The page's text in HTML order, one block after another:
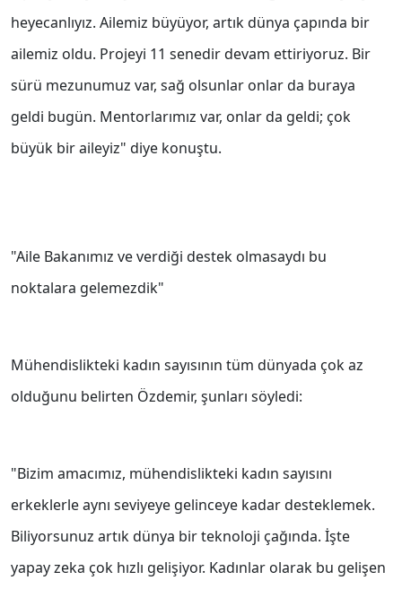
heyecanlıyız. Ailemiz büyüyor, artık dünya çapında bir
ailemiz oldu. Projeyi 11 senedir devam ettiriyoruz. Bir
sürü mezunumuz var, sağ olsunlar onlar da buraya
geldi bugün. Mentorlarımız var, onlar da geldi; çok
büyük bir aileyiz" diye konuştu.
"Aile Bakanımız ve verdiği destek olmasaydı bu
noktalara gelemezdik"
Mühendislikteki kadın sayısının tüm dünyada çok az
olduğunu belirten Özdemir, şunları söyledi:
"Bizim amacımız, mühendislikteki kadın sayısını
erkeklerle aynı seviyeye gelinceye kadar desteklemek.
Biliyorsunuz artık dünya bir teknoloji çağında. İşte
yapay zeka çok hızlı gelişiyor. Kadınlar olarak bu gelişen